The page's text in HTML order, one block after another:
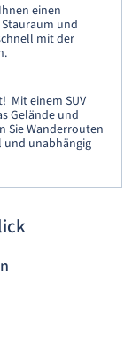
einen
und
mit der
Mit einem SUV
Gelände und
Sie Wanderrouten
und unabhängig